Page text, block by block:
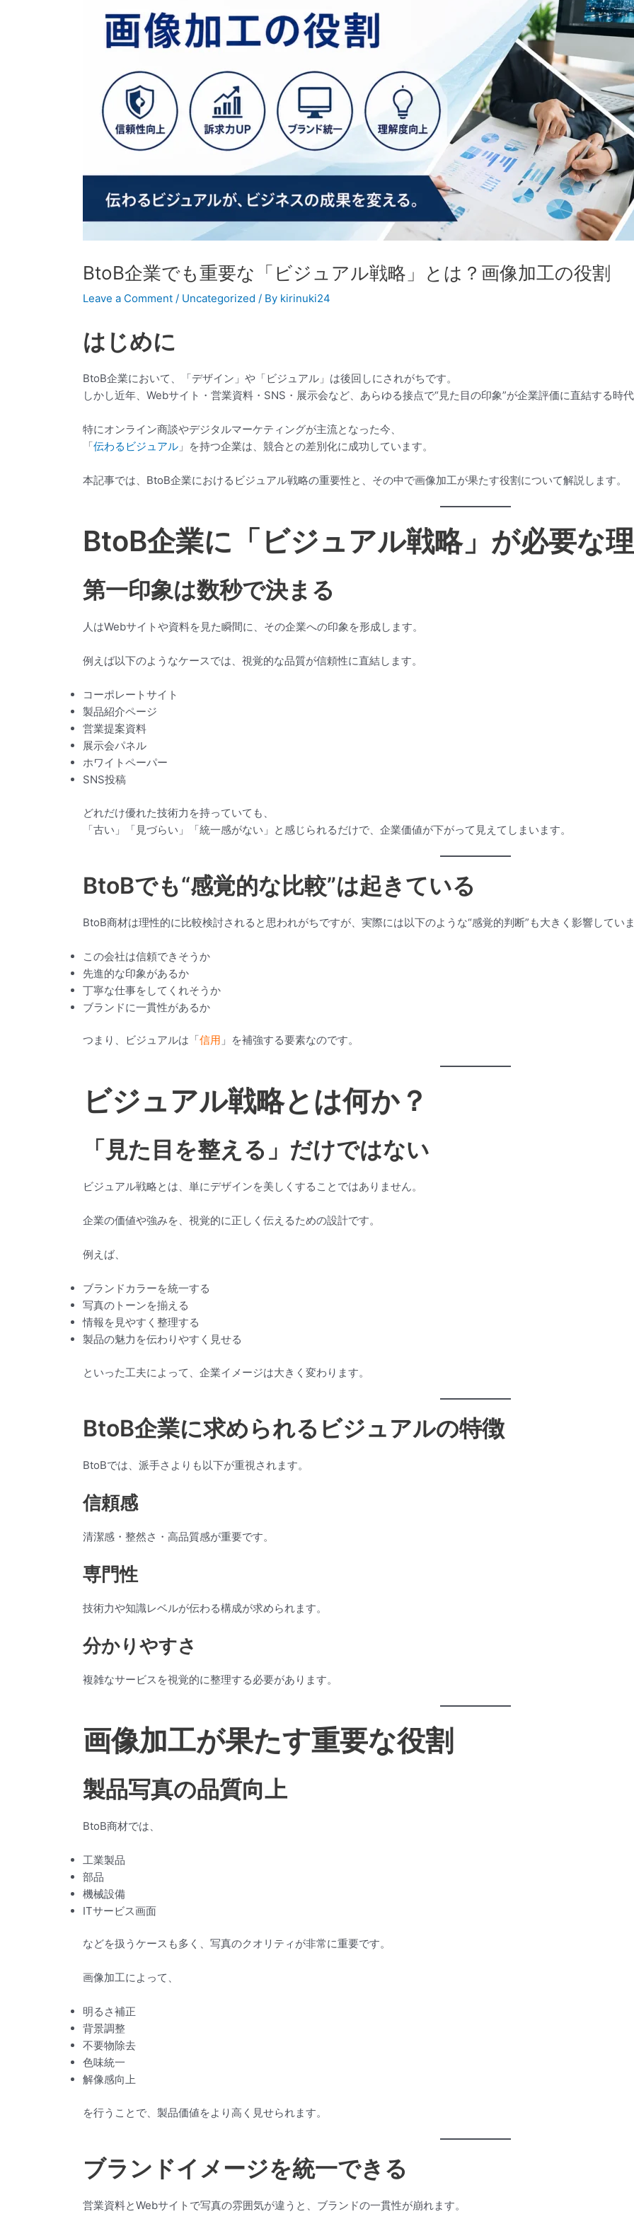
BtoB企業でも重要な「ビジュアル戦略」とは？画像加工の役割
Leave a Comment / Uncategorized / By kirinuki24
はじめに
BtoB企業において、「デザイン」や「ビジュアル」は後回しにされがちです。
しかし近年、Webサイト・営業資料・SNS・展示会など、あらゆる接点で“見た目の印象”が企業評価に直結する時
特にオンライン商談やデジタルマーケティングが主流となった今、
「伝わるビジュアル 」を持つ企業は、競合との差別化に成功しています。
本記事では、BtoB企業におけるビジュアル戦略の重要性と、その中で画像加工が果たす役割について解説します。
BtoB企業に「ビジュアル戦略」が必要な
第一印象は数秒で決まる
人はWebサイトや資料を見た瞬間に、その企業への印象を形成します。
例えば以下のようなケースでは、視覚的な品質が信頼性に直結します。
コーポレートサイト
製品紹介ページ
営業提案資料
展示会パネル
ホワイトペーパー
SNS投稿
どれだけ優れた技術力を持っていても、
「古い」「見づらい」「統一感がない」と感じられるだけで、企業価値が下がって見えてしまいます。
BtoBでも“感覚的な比較”は起きている
BtoB商材は理性的に比較検討されると思われがちですが、実際には以下のような“感覚的判断”も大きく影響してい
この会社は信頼できそうか
先進的な印象があるか
丁寧な仕事をしてくれそうか
ブランドに一貫性があるか
つまり、ビジュアルは「信用 」を補強する要素なのです。
ビジュアル戦略とは何か？
「見た目を整える」だけではない
ビジュアル戦略とは、単にデザインを美しくすることではありません。
企業の価値や強みを、視覚的に正しく伝えるための設計です。
例えば、
ブランドカラーを統一する
写真のトーンを揃える
情報を見やすく整理する
製品の魅力を伝わりやすく見せる
といった工夫によって、企業イメージは大きく変わります。
BtoB企業に求められるビジュアルの特徴
BtoBでは、派手さよりも以下が重視されます。
信頼感
清潔感・整然さ・高品質感が重要です。
専門性
技術力や知識レベルが伝わる構成が求められます。
分かりやすさ
複雑なサービスを視覚的に整理する必要があります。
画像加工が果たす重要な役割
製品写真の品質向上
BtoB商材では、
工業製品
部品
機械設備
ITサービス画面
などを扱うケースも多く、写真のクオリティが非常に重要です。
画像加工によって、
明るさ補正
背景調整
不要物除去
色味統一
解像感向上
を行うことで、製品価値をより高く見せられます。
ブランドイメージを統一できる
営業資料とWebサイトで写真の雰囲気が違うと、ブランドの一貫性が崩れます。